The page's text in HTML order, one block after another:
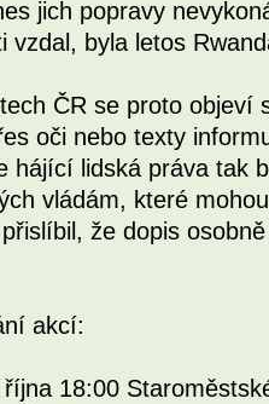
jich popravy
vzdal, byla letos
ČR se proto objeví
oči nebo texty
hájící lidská práva tak
vládám, které
že dopis
akcí:
18:00